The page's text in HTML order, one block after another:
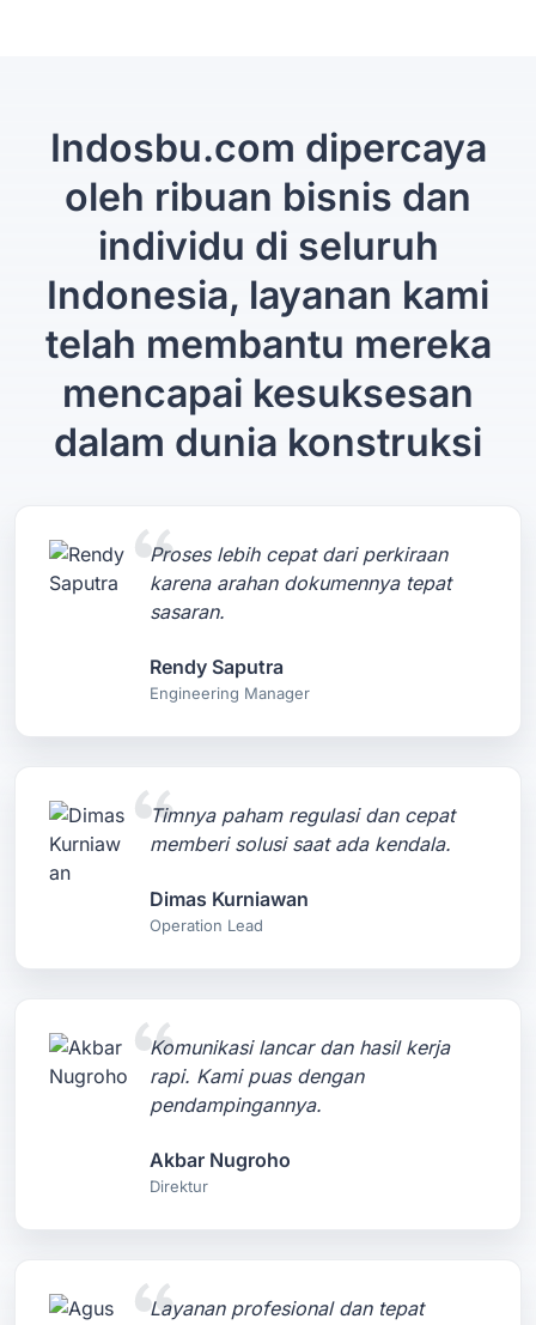
Indosbu.com dipercaya
oleh ribuan bisnis dan
individu di seluruh
Indonesia, layanan kami
telah membantu mereka
mencapai kesuksesan
dalam dunia konstruksi
Proses lebih cepat dari perkiraan
karena arahan dokumennya tepat
sasaran.
Rendy Saputra
Engineering Manager
Timnya paham regulasi dan cepat
memberi solusi saat ada kendala.
Dimas Kurniawan
Operation Lead
Komunikasi lancar dan hasil kerja
rapi. Kami puas dengan
pendampingannya.
Akbar Nugroho
Direktur
Layanan profesional dan tepat